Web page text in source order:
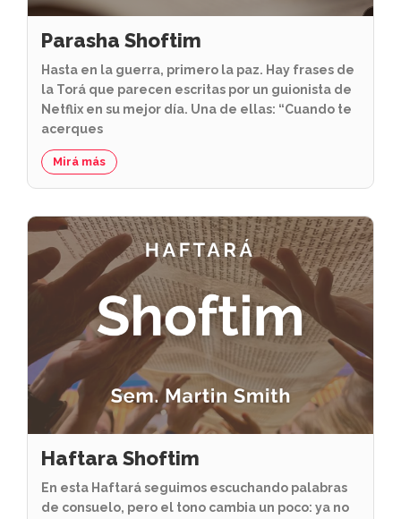
Parasha Shoftim
Hasta en la guerra, primero la paz. Hay frases de
la Torá que parecen escritas por un guionista de
Netflix en su mejor día. Una de ellas: “Cuando te
acerques
Mirá más
Haftara Shoftim
En esta Haftará seguimos escuchando palabras
de consuelo, pero el tono cambia un poco: ya no